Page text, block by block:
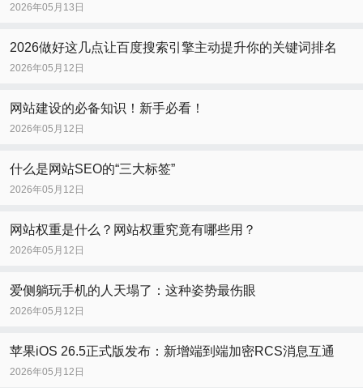
2026年05月13日
2026做好这几点让百度搜索引擎主动提升你的关键词排名
2026年05月12日
网站建设的必备知识！新手必看！
2026年05月12日
什么是网站SEO的“三大标签”
2026年05月12日
网站权重是什么？网站权重究竟有哪些用？
2026年05月12日
爱侧躺玩手机的人天塌了：这种姿势最伤眼
2026年05月12日
苹果iOS 26.5正式版发布：新增端到端加密RCS消息互通
2026年05月12日